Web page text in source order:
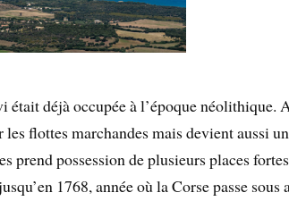
était déjà occupée à l’époque néolithique.
les flottes marchandes mais devient aussi
prend possession de plusieurs places
1768, année où la Corse passe